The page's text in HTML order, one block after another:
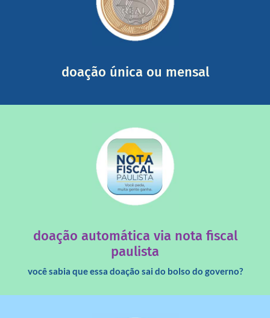
doação única ou mensal
mail mostrando tudo o que fizemos com a sua ajuda
somada a de outras pessoas.
doação automática via nota fiscal
paulista
você sabia que essa doação sai do bolso do governo?
saiba mais